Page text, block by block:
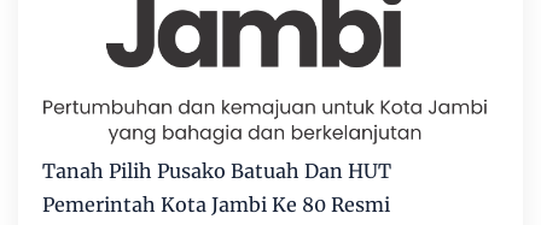
Tanah Pilih Pusako Batuah Dan HUT
Pemerintah Kota Jambi Ke 80 Resmi